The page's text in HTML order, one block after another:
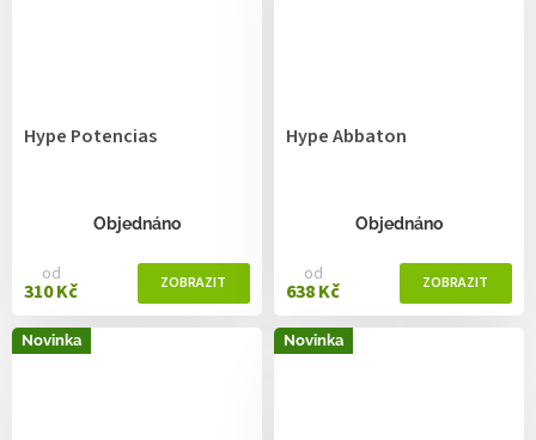
Hype Potencias
Objednáno
od
310 Kč
Hype Abbaton
Objednáno
od
638 Kč
Novinka Novinka